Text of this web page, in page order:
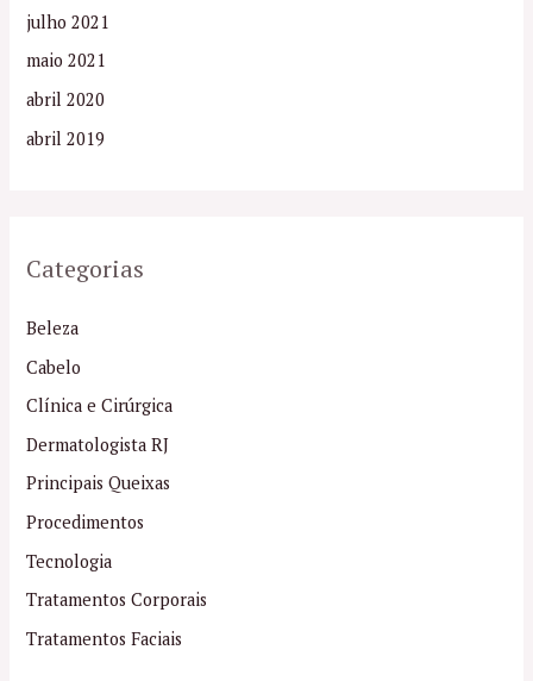
julho 2021
maio 2021
abril 2020
abril 2019
Categorias
Beleza
Cabelo
Clínica e Cirúrgica
Dermatologista RJ
Principais Queixas
Procedimentos
Tecnologia
Tratamentos Corporais
Tratamentos Faciais